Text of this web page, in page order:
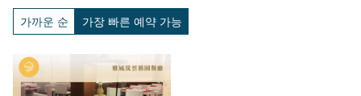
가까운 순 가장 빠른 예약 가능